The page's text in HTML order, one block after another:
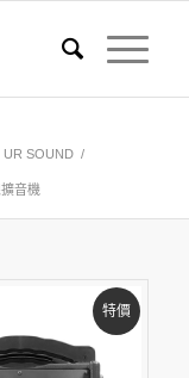
UR SOUND /
音機
特價